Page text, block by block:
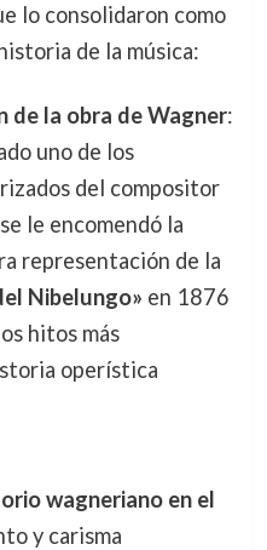
lo consolidaron como
de la música:
de la obra de Wagner:
uno de los
del compositor
le encomendó la
representación de la
Nibelungo» en 1876
hitos más
operística
wagneriano en el
y carisma